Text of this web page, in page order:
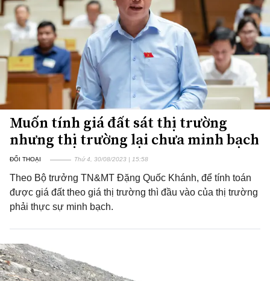
Muốn tính giá đất sát thị trường
nhưng thị trường lại chưa minh bạch
ĐỐI THOẠI Thứ 4, 30/08/2023 | 15:58
Theo Bộ trưởng TN&MT Đặng Quốc Khánh, để tính toán
được giá đất theo giá thị trường thì đầu vào của thị trường
phải thực sự minh bạch.